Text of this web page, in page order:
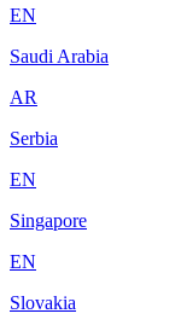
EN
Saudi Arabia
AR
Serbia
EN
Singapore
EN
Slovakia